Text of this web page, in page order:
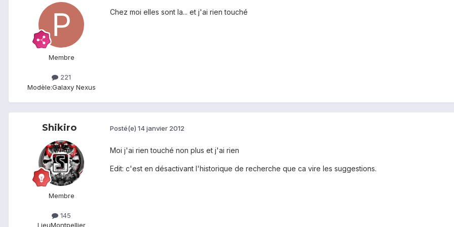
Membre
221
Modèle:Galaxy Nexus
Chez moi elles sont la... et j'ai rien touché
Shikiro
Membre
145
LieuMontpellier
Posté(e) 14 janvier 2012
Moi j'ai rien touché non plus et j'ai rien
Edit: c'est en désactivant l'historique de recherche que ca vire les suggestions.